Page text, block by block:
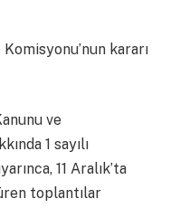
kararı
ve
1 sayılı
11 Aralık’ta
toplantılar